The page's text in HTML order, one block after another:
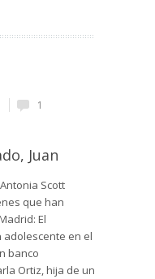
1
Juan
Scott
que han
El
en el
banco
Ortiz, hija de un